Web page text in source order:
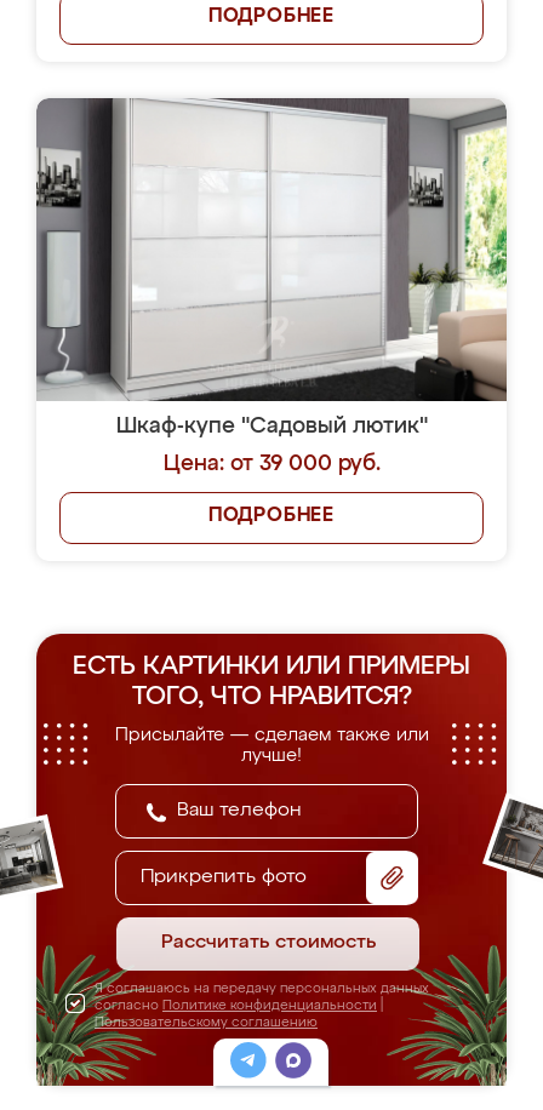
ПОДРОБНЕЕ
Шкаф-купе "Садовый лютик"
Цена: от 39 000 руб.
ПОДРОБНЕЕ
ЕСТЬ КАРТИНКИ ИЛИ ПРИМЕРЫ
ТОГО, ЧТО НРАВИТСЯ?
Присылайте — сделаем также или
лучше!
Прикрепить фото
Рассчитать стоимость
Я соглашаюсь на передачу персональных данных
согласно Политике конфиденциальности
Пользовательскому соглашению